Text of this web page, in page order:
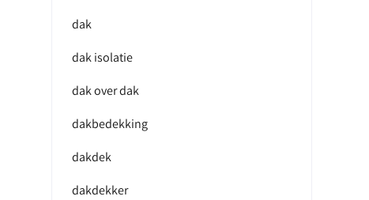
dak
dak isolatie
dak over dak
dakbedekking
dakdek
dakdekker